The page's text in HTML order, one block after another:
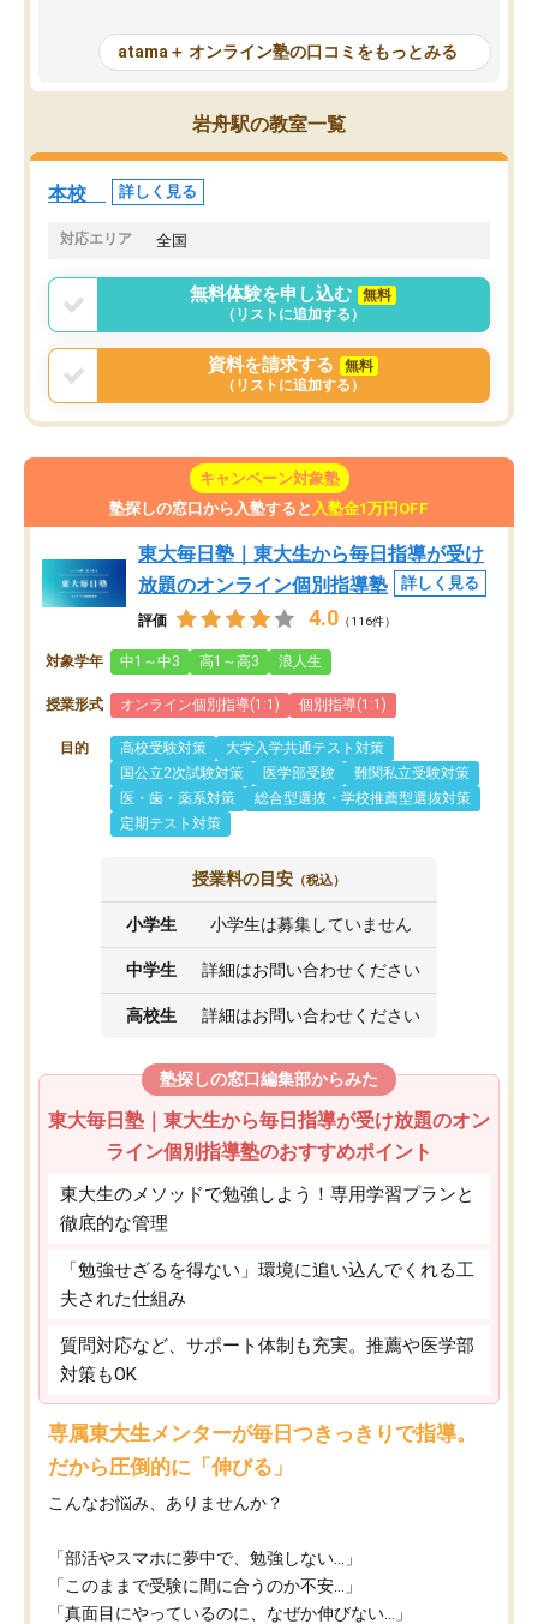
が、自分で自分の管理ができない人に
とっては難しい部分もあるのではない
かと思った。
元数が可視化されるので
しながら意欲的に取り組
常に効果を実感している
すめできる塾です。
atama＋ オンライン塾の口コミをもっとみる
岩舟駅の教室一覧
本校 詳しく見る
対応エリア 全国
無料体験を申し込む
無料
（リストに追加する）
資料を請求する
無料
（リストに追加する）
キャンペーン対象塾
塾探しの窓口から入塾すると 入塾金1万円OFF
東大毎日塾｜東大生から毎日指導が受け
放題のオンライン個別指導塾
詳しく見る
評価 4.0 （116件）
対象学年 中1～中3 高1～高3 浪人生
授業形式 オンライン個別指導(1:1) 個別指導(1:1)
目的 高校受験対策
大学入学共通テスト対策
国公立2次試験対策
医学部受験
難関私立受験対策
医・歯・薬系対策
総合型選抜・学校推薦型選抜対策
定期テスト対策
授業料の目安 （税込）
小学生 小学生は募集していません
中学生 詳細はお問い合わせください
高校生 詳細はお問い合わせください
塾探しの窓口編集部からみた
東大毎日塾｜東大生から毎日指導が受け放題のオン
ライン個別指導塾のおすすめポイント
東大生のメソッドで勉強しよう！専用学習プランと
徹底的な管理
「勉強せざるを得ない」環境に追い込んでくれる工
夫された仕組み
質問対応など、サポート体制も充実。推薦や医学部
対策もOK
専属東大生メンターが毎日つきっきりで指導。
だから圧倒的に「伸びる」
こんなお悩み、ありませんか？
「部活やスマホに夢中で、勉強しない…」
「このままで受験に間に合うのか不安…」
「真面目にやっているのに、なぜか伸びない…」